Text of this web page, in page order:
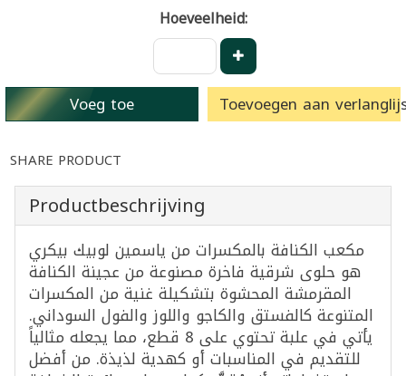
Hoeveelheid:
Voeg toe Toevoegen aan
SHARE PRODUCT
Productbeschrijving
مكعب الكنافة بالمكسرات من ياسمين لوبيك بيكري
هو حلوى شرقية فاخرة مصنوعة من عجينة الكنافة
المقرمشة المحشوة بتشكيلة غنية من المكسرات
المتنوعة كالفستق والكاجو واللوز والفول السوداني.
يأتي في علبة تحتوي على 8 قطع، مما يجعله مثالياً
للتقديم في المناسبات أو كهدية لذيذة. من أفضل